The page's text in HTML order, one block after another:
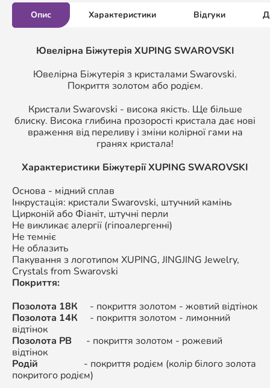
Опис Характеристики Відгуки
Ювелірна Біжутерія XUPING SWAROVSKI
Ювелірна Біжутерія з кристалами Swarovski.
Покриття золотом або родієм.
Кристали Swarovski - висока якість. Ще більше
блиску. Висока глибина прозорості кристала дає нові
враження від переливу і зміни колірної гами на
гранях кристала!
Характеристики БіжутеріїXUPING SWAROVSKI
Основа - мідний сплав
Інкрустація: кристали Swarovski, штучний камінь
Цирконій або Фіаніт, штучні перли
Не викликає алергії (гіпоалергенні)
Не темніє
Не облазить
Пакування з логотипом XUPING, JINGJING Jewelry,
Crystals from Swarovski
Покриття:
Позолота 18К - покриття золотом - жовтий відтінок
Позолота 14К - покриття золотом - лимонний
відтінок
Позолота РВ - покриття золотом - рожевий
відтінок
Родій - покриття родієм (колір білого золота
покритого родієм)